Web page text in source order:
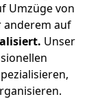
Umzüge von
anderem auf
Unser